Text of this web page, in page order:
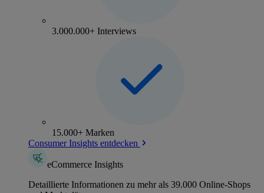
3.000.000+ Interviews
15.000+ Marken
Consumer Insights entdecken
eCommerce Insights
Detaillierte Informationen zu mehr als 39.000 Online-Shops